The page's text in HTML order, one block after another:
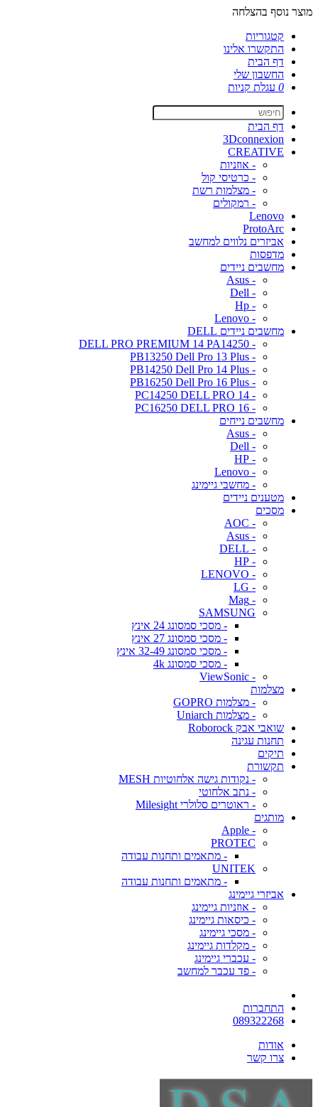
מוצר נוסף בהצלחה
קטגוריות
התקשרו אלינו
דף הבית
החשבון שלי
0 עגלת קניות
דף הבית
3Dconnexion
CREATIVE
- אוזניות
- כרטיסי קול
- מצלמות רשת
- רמקולים
Lenovo
ProtoArc
אביזרים נלווים למחשב
מדפסות
מחשבים ניידים
- Asus
- Dell
- Hp
- Lenovo
מחשבים ניידים DELL
- DELL PRO PREMIUM 14 PA14250
- PB13250 Dell Pro 13 Plus
- PB14250 Dell Pro 14 Plus
- PB16250 Dell Pro 16 Plus
- PC14250 DELL PRO 14
- PC16250 DELL PRO 16
מחשבים נייחים
- Asus
- Dell
- HP
- Lenovo
- מחשבי גיימינג
מטענים ניידים
מסכים
- AOC
- Asus
- DELL
- HP
- LENOVO
- LG
- Mag
SAMSUNG
- מסכי סמסונג 24 אינץ
- מסכי סמסונג 27 אינץ
- מסכי סמסונג 32-49 אינץ
- מסכי סמסונג 4k
- ViewSonic
מצלמות
- מצלמות GOPRO
- מצלמות Uniarch
שואבי אבק Roborock
תחנות עגינה
תיקים
תקשורת
- נקודות גישה אלחוטיות MESH
- נתב אלחוטי
- ראוטרים סלולרי Milesight
מותגים
- Apple
PROTEC
- מתאמים ותחנות עבודה
UNITEK
- מתאמים ותחנות עבודה
אביזרי גיימינג
- אוזניות גיימינג
- כיסאות גיימינג
- מסכי גיימינג
- מקלדות גיימינג
- עכברי גיימינג
- פד עכבר למחשב
התחברות
089322268
אודות
צרו קשר